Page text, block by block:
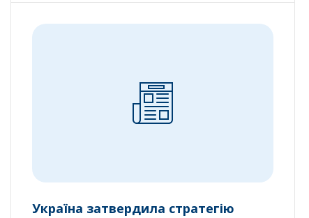
Україна затвердила стратегію